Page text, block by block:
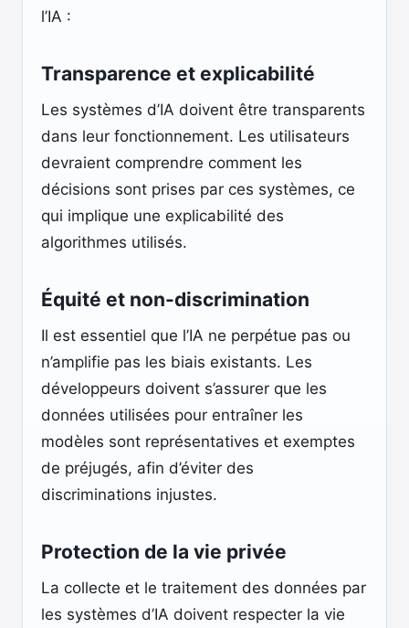
l’IA :
Transparence et explicabilité
Les systèmes d’IA doivent être transparents
dans leur fonctionnement. Les utilisateurs
devraient comprendre comment les
décisions sont prises par ces systèmes, ce
qui implique une explicabilité des
algorithmes utilisés.
Équité et non-discrimination
Il est essentiel que l’IA ne perpétue pas ou
n’amplifie pas les biais existants. Les
développeurs doivent s’assurer que les
données utilisées pour entraîner les
modèles sont représentatives et exemptes
de préjugés, afin d’éviter des
discriminations injustes.
Protection de la vie privée
La collecte et le traitement des données par
les systèmes d’IA doivent respecter la vie